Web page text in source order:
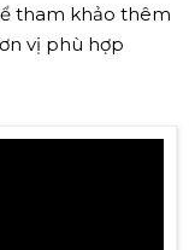
tham khảo thêm
vị phù hợp